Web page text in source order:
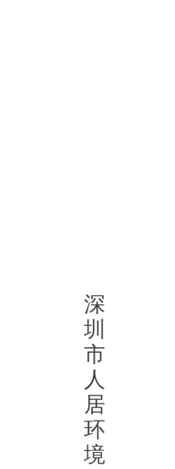
深
圳
市
人
居
环
境